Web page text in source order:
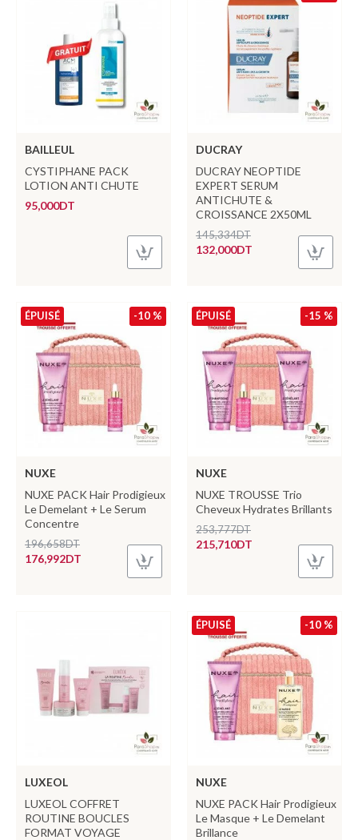
BAILLEUL
CYSTIPHANE PACK
LOTION ANTI CHUTE
95,000DT
DUCRAY
DUCRAY NEOPTIDE
EXPERT SERUM
ANTICHUTE &
CROISSANCE 2X50ML
132,000DT
145,334DT
-10 %
ÉPUISÉ
NUXE
NUXE PACK Hair Prodigieux
Le Demelant + Le Serum
Concentre
176,992DT
196,658DT
-15 %
ÉPUISÉ
NUXE
NUXE TROUSSE Trio
Cheveux Hydrates Brillants
215,710DT
253,777DT
LUXEOL
LUXEOL COFFRET
ROUTINE BOUCLES
FORMAT VOYAGE
-10 %
ÉPUISÉ
NUXE
NUXE PACK Hair Prodigieux
Le Masque + Le Demelant
Brillance